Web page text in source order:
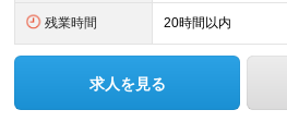
残業時間 20時間以内
求人を見る